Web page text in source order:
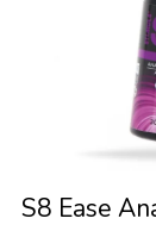
S8 Ease